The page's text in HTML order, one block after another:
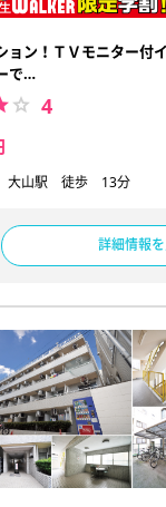
ン！ＴＶモニター付
で…
4
大山駅 徒歩 13分
詳細情報